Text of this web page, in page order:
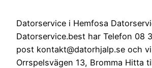
Datorservice i Hemfosa
Datorservice.best har Telefon 08
post kontakt@datorhjalp.se och
Orrspelsvägen 13, Bromma Hitta